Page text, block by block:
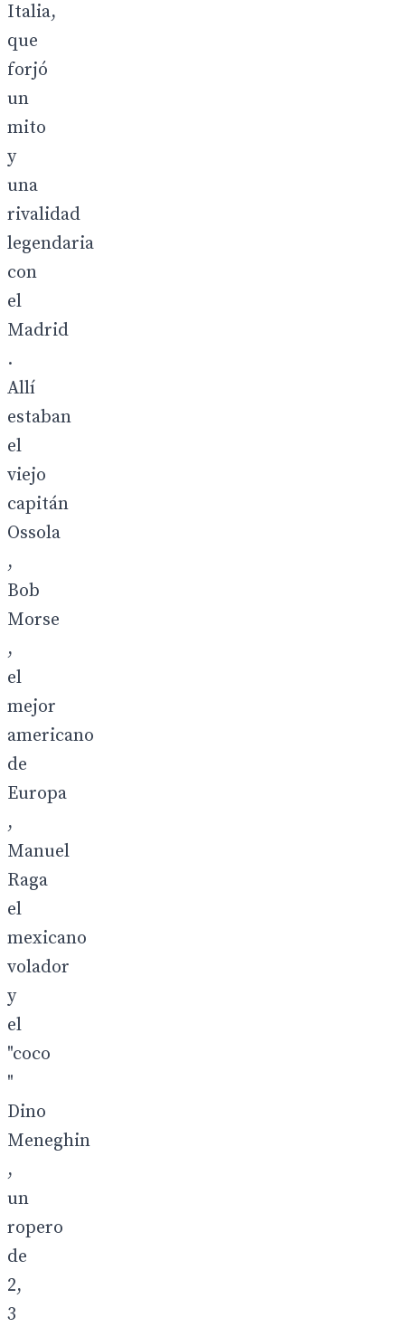
Italia,
que
forjó
un
mito
y
una
rivalidad
legendaria
con
el
Madrid
.
Allí
estaban
el
viejo
capitán
Ossola
,
Bob
Morse
,
el
mejor
americano
de
Europa
,
Manuel
Raga
el
mexicano
volador
y
el
"coco
"
Dino
Meneghin
,
un
ropero
de
2,
3